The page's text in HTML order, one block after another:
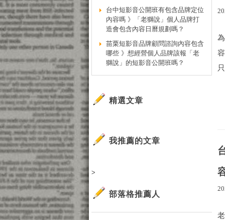
台中短影音公開班有包含品牌定位
內容嗎 》「老獅說」個人品牌打
造會包含內容日曆規劃嗎？
苗栗短影音品牌顧問諮詢內容包含
哪些 》想經營個人品牌該報「老
獅說」的短影音公開班嗎？
精選文章
我推薦的文章
>
部落格推薦人